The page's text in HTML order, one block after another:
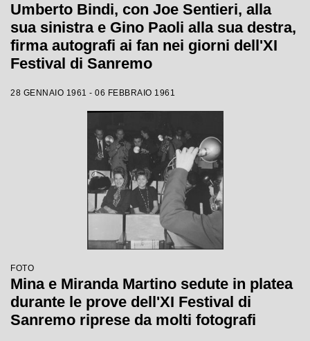
Umberto Bindi, con Joe Sentieri, alla
sua sinistra e Gino Paoli alla sua destra,
firma autografi ai fan nei giorni dell'XI
Festival di Sanremo
28 GENNAIO 1961 - 06 FEBBRAIO 1961
FOTO
Mina e Miranda Martino sedute in platea
durante le prove dell'XI Festival di
Sanremo riprese da molti fotografi